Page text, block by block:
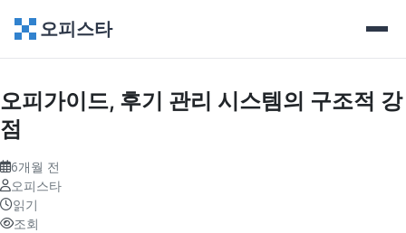
오피스타
오피가이드, 후기 관리 시스템의 구조적 강
점
6개월 전
오피스타
읽기
조회